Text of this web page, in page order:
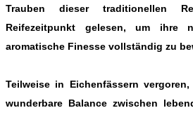
Trauben dieser traditionellen
Reifezeitpunkt gelesen, um ihre
aromatische Finesse vollständig zu
Teilweise in Eichenfässern
wunderbare Balance zwischen